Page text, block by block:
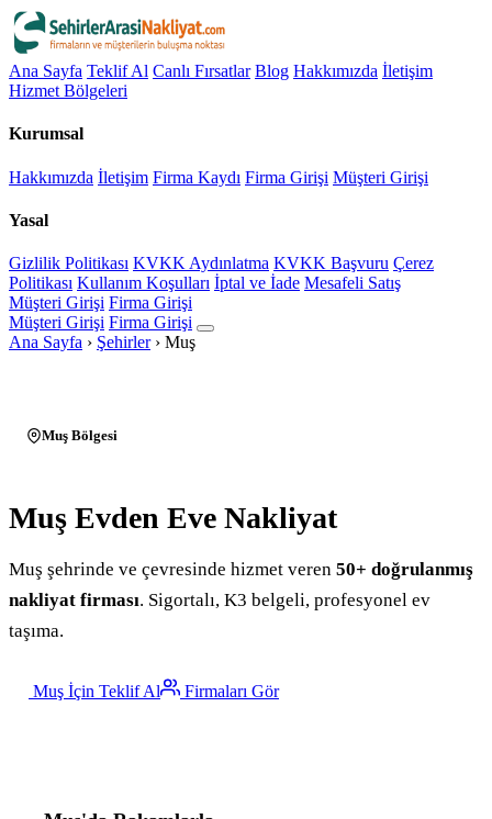
Ana Sayfa Teklif Al Canlı Fırsatlar Blog Hakkımızda İletişim
Hizmet Bölgeleri
Kurumsal
Hakkımızda İletişim Firma Kaydı Firma Girişi Müşteri Girişi
Yasal
Gizlilik Politikası KVKK Aydınlatma KVKK Başvuru Çerez
Politikası Kullanım Koşulları İptal ve İade Mesafeli Satış
Müşteri Girişi Firma Girişi
Müşteri Girişi Firma Girişi
Ana Sayfa › Şehirler › Muş
Muş Bölgesi
Muş Evden Eve Nakliyat
Muş şehrinde ve çevresinde hizmet veren 50+ doğrulanmış
nakliyat firması. Sigortalı, K3 belgeli, profesyonel ev
taşıma.
Muş İçin Teklif Al Firmaları Gör